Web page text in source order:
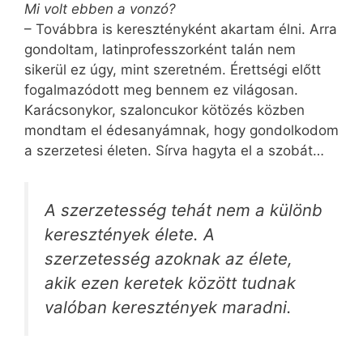
Mi volt ebben a vonzó?
– Továbbra is keresztényként akartam élni. Arra
gondoltam, latinprofesszorként talán nem
sikerül ez úgy, mint szeretném. Érettségi előtt
fogalmazódott meg bennem ez világosan.
Karácsonykor, szaloncukor kötözés közben
mondtam el édesanyámnak, hogy gondolkodom
a szerzetesi életen. Sírva hagyta el a szobát…
A szerzetesség tehát nem a különb
keresztények élete. A
szerzetesség azoknak az élete,
akik ezen keretek között tudnak
valóban keresztények maradni.